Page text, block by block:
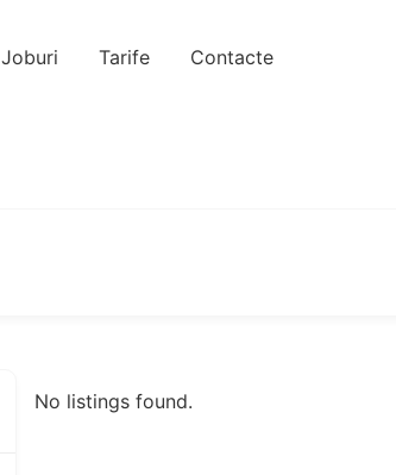
Joburi Tarife Contacte
No listings found.